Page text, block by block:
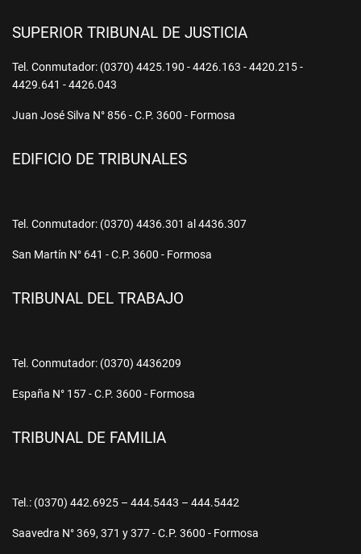
SUPERIOR TRIBUNAL DE JUSTICIA
Tel. Conmutador: (0370) 4425.190 - 4426.163 - 4420.215 -
4429.641 - 4426.043
Juan José Silva N° 856 - C.P. 3600 - Formosa
EDIFICIO DE TRIBUNALES
Tel. Conmutador: (0370) 4436.301 al 4436.307
San Martín N° 641 - C.P. 3600 - Formosa
TRIBUNAL DEL TRABAJO
Tel. Conmutador: (0370) 4436209
España N° 157 - C.P. 3600 - Formosa
TRIBUNAL DE FAMILIA
Tel.: (0370) 442.6925 – 444.5443 – 444.5442
Saavedra N° 369, 371 y 377 - C.P. 3600 - Formosa